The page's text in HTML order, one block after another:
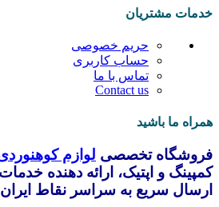
خدمات مشتریان
حریم خصوصی
حساب کاربری
تماس با ما
Contact us
همراه ما باشید
فروشگاه تخصصی لوازم
کمپینگ و اپتیک، ارائه دهنده
ارسال سریع به سراسر نقاط ایران